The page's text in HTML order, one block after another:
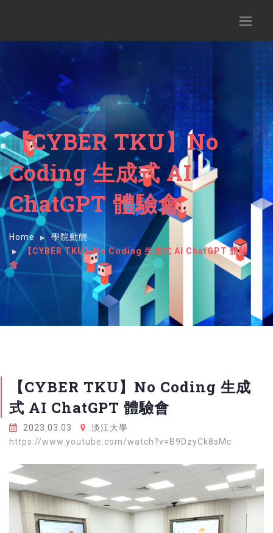
【CYBER TKU】No
Coding 生成式 AI
ChatGPT 體驗會
Home
學院動態
【CYBER TKU】No Coding 生成式 AI ChatGPT 體驗
會
【CYBER TKU】No Coding 生成
式 AI ChatGPT 體驗會
2023.03.03
淡江大學
https://www.youtube.com/watch?v=B9DzyCk8sMc